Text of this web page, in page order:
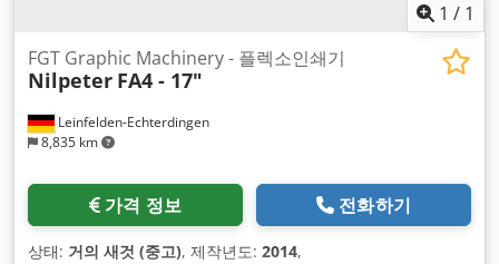
1 / 1
Leinfelden-Echterdingen
8,835 km
FGT Graphic Machinery - 플렉소인쇄기
Nilpeter FA4 - 17"
가격 정보 전화하기
상태: 거의 새것 (중고), 제작년도: 2014,